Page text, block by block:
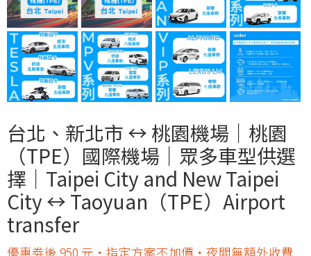
台北、新北市 ↔︎ 桃園機場｜桃園
（TPE）國際機場｜眾多車型供選
擇｜Taipei City and New Taipei
City ↔︎ Taoyuan（TPE）Airport
transfer
優惠劵後 950 元・指定方案不加價・夜間無額外收費